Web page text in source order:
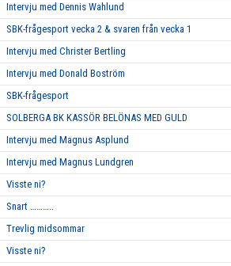
Intervju med Dennis Wahlund
SBK-frågesport vecka 2 & svaren från vecka 1
Intervju med Christer Bertling
Intervju med Donald Boström
SBK-frågesport
SOLBERGA BK KASSÖR BELÖNAS MED GULD
Intervju med Magnus Asplund
Intervju med Magnus Lundgren
Visste ni?
Snart ………..
Trevlig midsommar
Visste ni?